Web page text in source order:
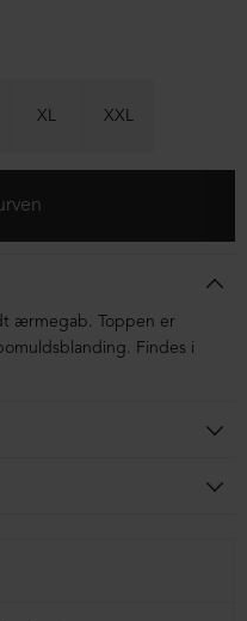
XL XXL
ærmegab. Toppen er
Findes i